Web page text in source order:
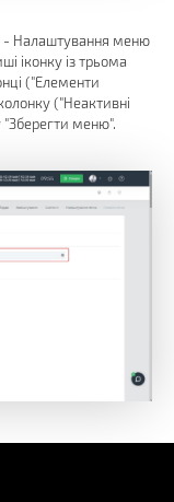
- Налаштування меню
іконку із трьома
("Елементи
("Неактивні
"Зберегти меню".